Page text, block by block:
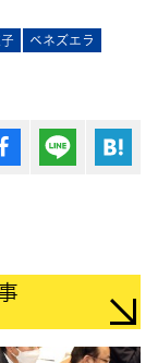
ベネズエラ
シェア Lineで送